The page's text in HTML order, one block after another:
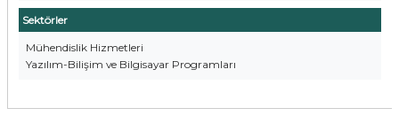
Sektörler
Mühendislik Hizmetleri
Yazılım-Bilişim ve Bilgisayar Programları